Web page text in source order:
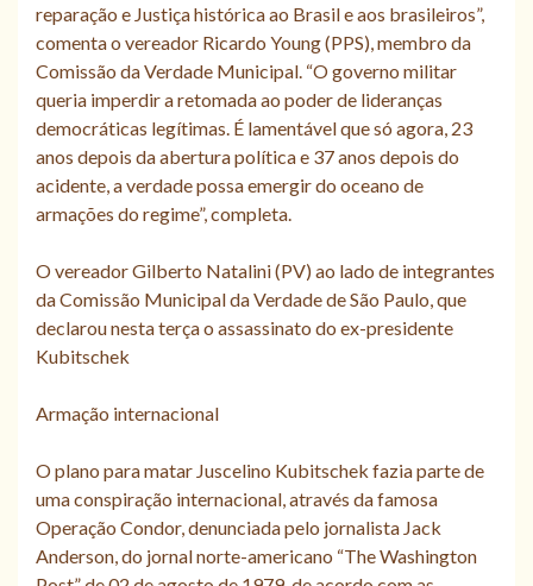
reparação e Justiça histórica ao Brasil e aos brasileiros”,
comenta o vereador Ricardo Young (PPS), membro da
Comissão da Verdade Municipal. “O governo militar
queria imperdir a retomada ao poder de lideranças
democráticas legítimas. É lamentável que só agora, 23
anos depois da abertura política e 37 anos depois do
acidente, a verdade possa emergir do oceano de
armações do regime”, completa.
O vereador Gilberto Natalini (PV) ao lado de integrantes
da Comissão Municipal da Verdade de São Paulo, que
declarou nesta terça o assassinato do ex-presidente
Kubitschek
Armação internacional
O plano para matar Juscelino Kubitschek fazia parte de
uma conspiração internacional, através da famosa
Operação Condor, denunciada pelo jornalista Jack
Anderson, do jornal norte-americano “The Washington